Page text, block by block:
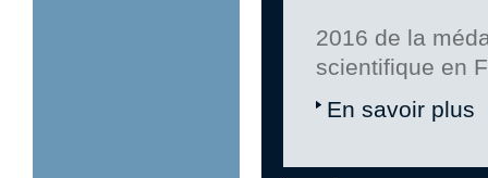
2016 de la
scientifique en
En savoir plus